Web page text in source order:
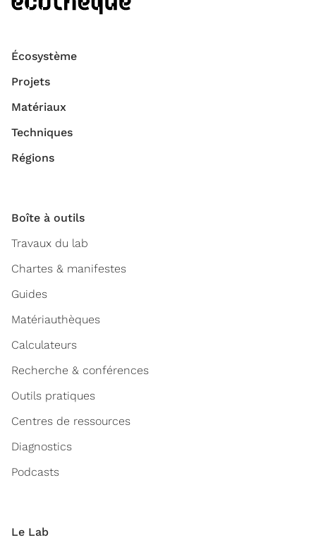
Écosystème
Projets
Matériaux
Techniques
Régions
Boîte à outils
Travaux du lab
Chartes & manifestes
Guides
Matériauthèques
Calculateurs
Recherche & conférences
Outils pratiques
Centres de ressources
Diagnostics
Podcasts
Le Lab